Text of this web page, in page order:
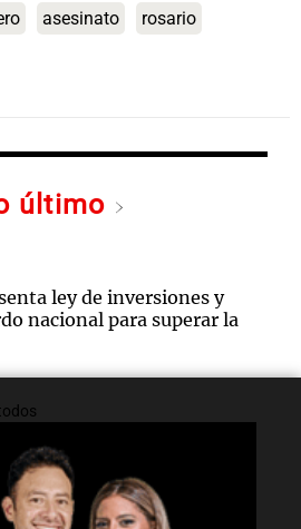
asesinato rosario
último
ley de inversiones y
nacional para superar la
pero distraídos: ¿Qué pasa
el padre mira mucho el